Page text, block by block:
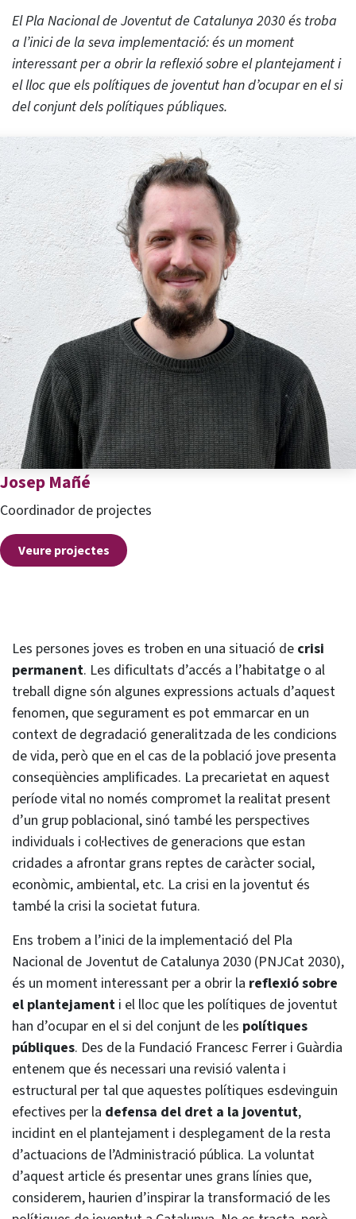
El Pla Nacional de Joventut de Catalunya 2030 és troba
a l’inici de la seva implementació: és un moment
interessant per a obrir la reflexió sobre el plantejament i
el lloc que els polítiques de joventut han d’ocupar en el si
del conjunt dels polítiques públiques.
Josep Mañé
Coordinador de projectes
Veure projectes
Les persones joves es troben en una situació de crisi
permanent. Les dificultats d’accés a l’habitatge o al
treball digne són algunes expressions actuals d’aquest
fenomen, que segurament es pot emmarcar en un
context de degradació generalitzada de les condicions
de vida, però que en el cas de la població jove presenta
conseqüències amplificades. La precarietat en aquest
període vital no només compromet la realitat present
d’un grup poblacional, sinó també les perspectives
individuals i col·lectives de generacions que estan
cridades a afrontar grans reptes de caràcter social,
econòmic, ambiental, etc. La crisi en la joventut és
també la crisi la societat futura.
Ens trobem a l’inici de la implementació del Pla
Nacional de Joventut de Catalunya 2030 (PNJCat 2030),
és un moment interessant per a obrir la reflexió sobre
el plantejament i el lloc que les polítiques de joventut
han d’ocupar en el si del conjunt de les polítiques
públiques. Des de la Fundació Francesc Ferrer i Guàrdia
entenem que és necessari una revisió valenta i
estructural per tal que aquestes polítiques esdevinguin
efectives per la defensa del dret a la joventut,
incidint en el plantejament i desplegament de la resta
d’actuacions de l’Administració pública. La voluntat
d’aquest article és presentar unes grans línies que,
considerem, haurien d’inspirar la transformació de les